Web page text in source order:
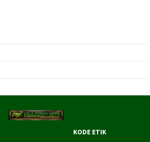
KODE ETIK